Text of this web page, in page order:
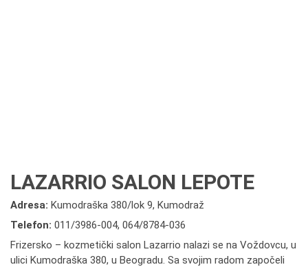
LAZARRIO SALON LEPOTE
Adresa: Kumodraška 380/lok 9, Kumodraž
Telefon: 011/3986-004, 064/8784-036
Frizersko – kozmetički salon Lazarrio nalazi se na Voždovcu, u
ulici Kumodraška 380, u Beogradu. Sa svojim radom započeli